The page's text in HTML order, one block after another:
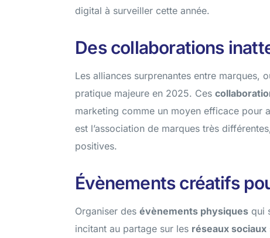
Réseaux sociaux
Développez votre présence: stratégies percutantes pour
vos réseaux sociaux
digital à surveiller cette année.
Des collaborations
Les alliances surprenantes entre marques,
pratique majeure en 2025. Ces
marketing comme un moyen efficace pour
est l’association de marques très
positives.
Évènements créatifs
Organiser desévènements physiques qui
incitant au partage sur les réseaux sociaux